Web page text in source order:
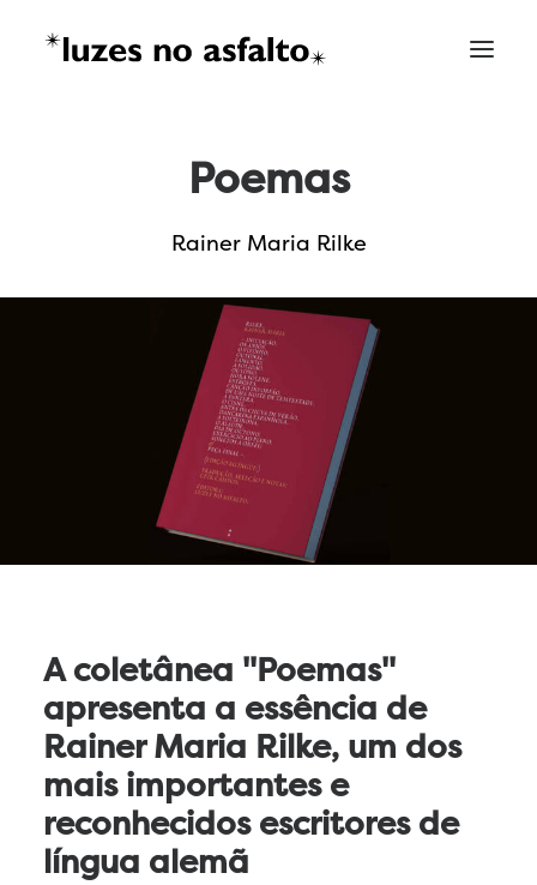
Poemas
Rainer Maria Rilke
A coletânea "Poemas"
apresenta a essência de
Rainer Maria Rilke, um dos
mais importantes e
reconhecidos escritores de
língua alemã